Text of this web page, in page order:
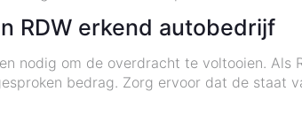
RDW erkend autobedrijf
nodig om de overdracht te voltooien.
bedrag. Zorg ervoor dat de staat